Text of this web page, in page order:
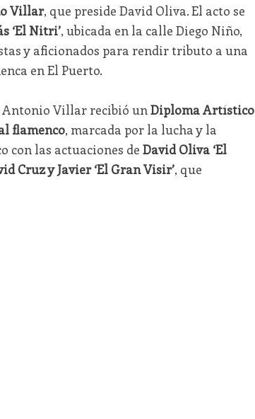
Villar, que preside David Oliva. El acto se
‘El Nitri’, ubicada en la calle Diego Niño,
y aficionados para rendir tributo a una
en El Puerto.
Antonio Villar recibió un Diploma Artístico
flamenco, marcada por la lucha y la
con las actuaciones de David Oliva ‘El
Cruz y Javier ‘El Gran Visir’, que